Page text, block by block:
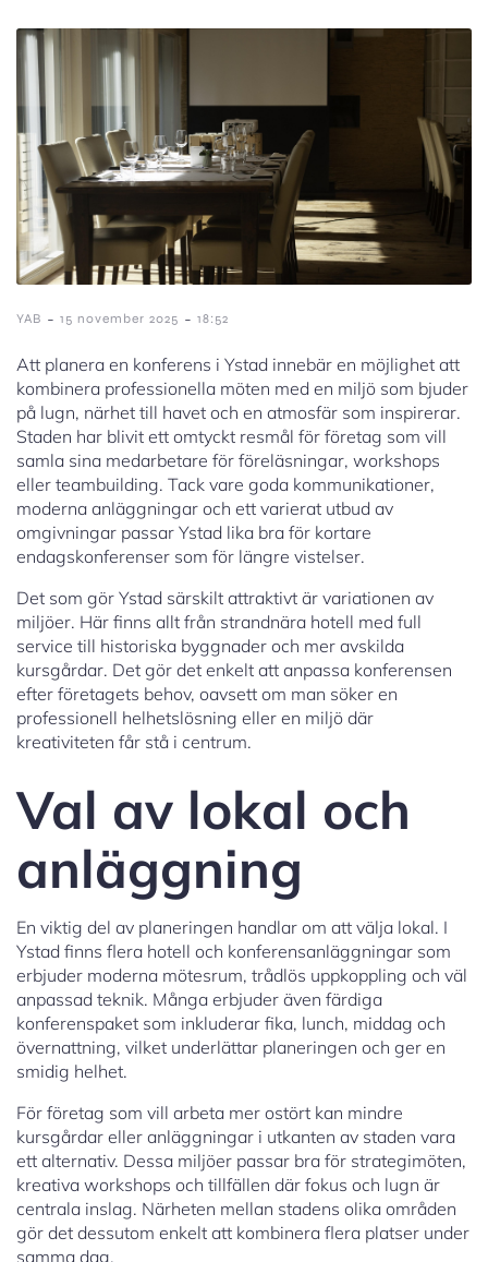
YAB - 15 november 2025 - 18:52
Att planera en konferens i Ystad innebär en möjlighet att
kombinera professionella möten med en miljö som bjuder
på lugn, närhet till havet och en atmosfär som inspirerar.
Staden har blivit ett omtyckt resmål för företag som vill
samla sina medarbetare för föreläsningar, workshops
eller teambuilding. Tack vare goda kommunikationer,
moderna anläggningar och ett varierat utbud av
omgivningar passar Ystad lika bra för kortare
endagskonferenser som för längre vistelser.
Det som gör Ystad särskilt attraktivt är variationen av
miljöer. Här finns allt från strandnära hotell med full
service till historiska byggnader och mer avskilda
kursgårdar. Det gör det enkelt att anpassa konferensen
efter företagets behov, oavsett om man söker en
professionell helhetslösning eller en miljö där
kreativiteten får stå i centrum.
Val av lokal och
anläggning
En viktig del av planeringen handlar om att välja lokal. I
Ystad finns flera hotell och konferensanläggningar som
erbjuder moderna mötesrum, trådlös uppkoppling och väl
anpassad teknik. Många erbjuder även färdiga
konferenspaket som inkluderar fika, lunch, middag och
övernattning, vilket underlättar planeringen och ger en
smidig helhet.
För företag som vill arbeta mer ostört kan mindre
kursgårdar eller anläggningar i utkanten av staden vara
ett alternativ. Dessa miljöer passar bra för strategimöten,
kreativa workshops och tillfällen där fokus och lugn är
centrala inslag. Närheten mellan stadens olika områden
gör det dessutom enkelt att kombinera flera platser under
samma dag.